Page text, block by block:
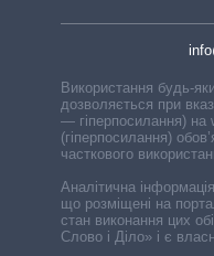
Використання будь-
дозволяється при
— гіперпосилання) на
(гіперпосилання)
часткового
Аналітична інформація
що розміщені на
стан виконання цих
Слово і Діло» і є